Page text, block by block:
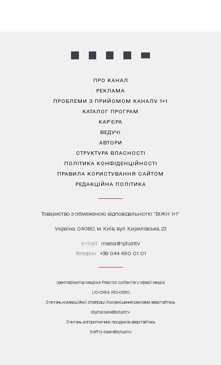
ПРО КАНАЛ
РЕКЛАМА
ПРОБЛЕМИ З ПРИЙОМОМ КАНАЛУ 1+1
КАТАЛОГ ПРОГРАМ
КАР’ЄРА
ВЕДУЧІ
АВТОРИ
СТРУКТУРА ВЛАСНОСТІ
ПОЛІТИКА КОНФІДЕНЦІЙНОСТІ
ПРАВИЛА КОРИСТУВАННЯ САЙТОМ
РЕДАКЦІЙНА ПОЛІТИКА
Товариство з обмеженою відповідальністю "ВІЖН 1+1"
Україна, 04080, м. Київ, вул. Кирилівська, 23
е-mail: media@1plus1.tv
Телефон: +38 044 490 01 01
Ідентифікатор медіа в Реєстрі суб’єктів у сфері медіа:
L10-01914, R10-01810
З питань комерційної співпраці й розміщення реклами звертайтесь
digital.sale@1plus1.tv
З питань алгоритмічних продажів звертайтесь
traffic-team@1plus1.tv